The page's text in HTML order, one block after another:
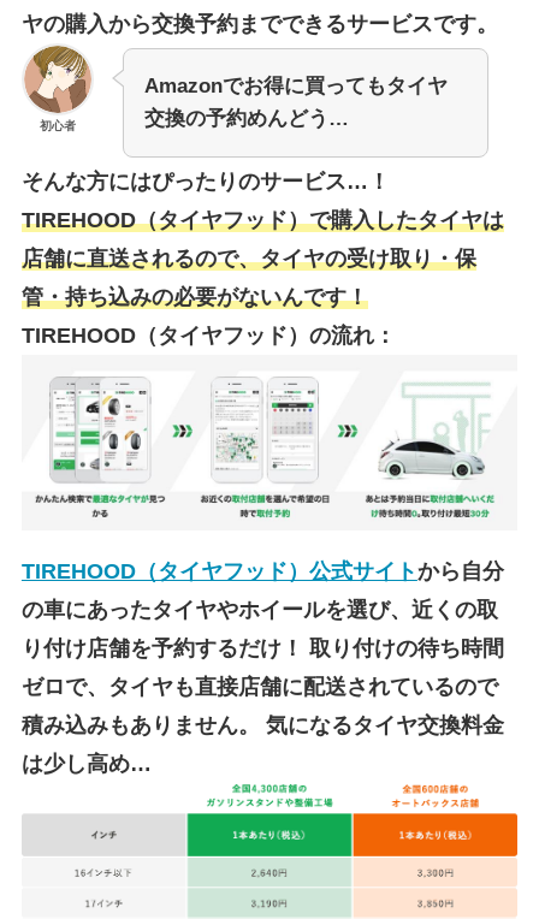
ヤの購入から交換予約までできるサービスです。
初心者
Amazonでお得に買ってもタイヤ
交換の予約めんどう…
そんな方にはぴったりのサービス…！
TIREHOOD（タイヤフッド）で購入したタイヤは
店舗に直送されるので、タイヤの受け取り・保
管・持ち込みの必要がないんです！
TIREHOOD（タイヤフッド）の流れ：
TIREHOOD（タイヤフッド）公式サイトから自分
の車にあったタイヤやホイールを選び、近くの取
り付け店舗を予約するだけ！ 取り付けの待ち時間
ゼロで、タイヤも直接店舗に配送されているので
積み込みもありません。
気になるタイヤ交換料金
は少し高め…